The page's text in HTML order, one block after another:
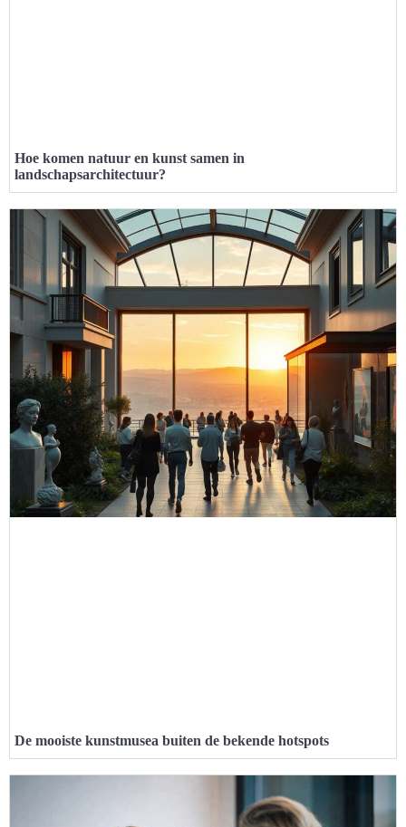
Hoe komen natuur en kunst samen in
landschapsarchitectuur?
De mooiste kunstmusea buiten de bekende hotspots